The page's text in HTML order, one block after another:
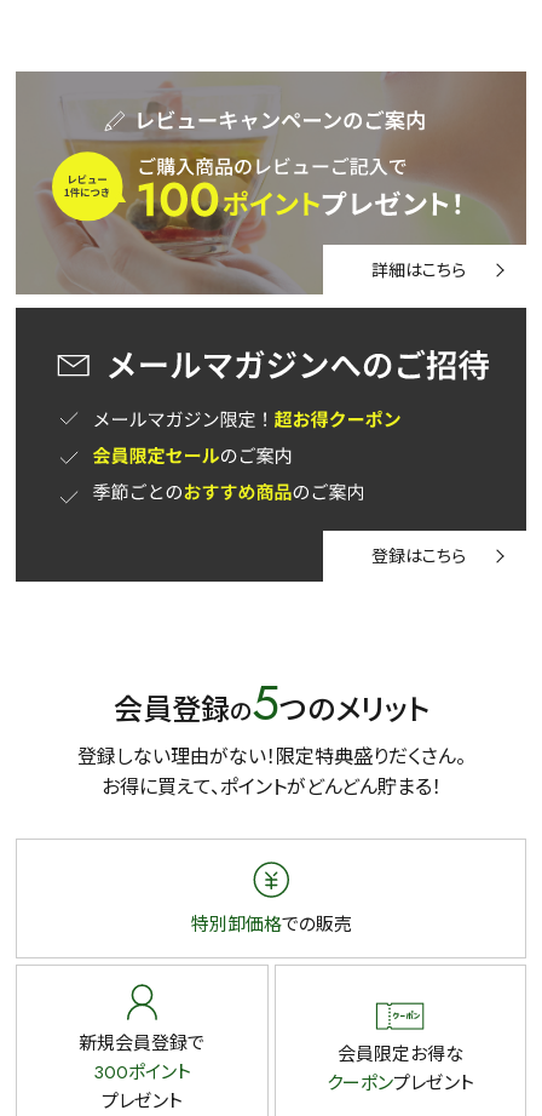
検索
詳細はこちら
登録はこちら
会員登録の5つのメリット
登録しない理由がない！限定特典盛りだくさん。
お得に買えて、ポイントがどんどん貯まる！
特別卸価格での販売
新規会員登録で
300ポイント
プレゼント
会員限定お得な
クーポンプレゼント